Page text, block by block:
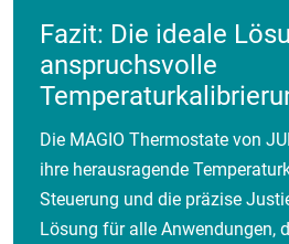
Fazit: Die ideale
anspruchsvolle
Die MAGIO Thermostate von
ihre herausragende
Steuerung und die präzise
Lösung für alle Anwendungen,